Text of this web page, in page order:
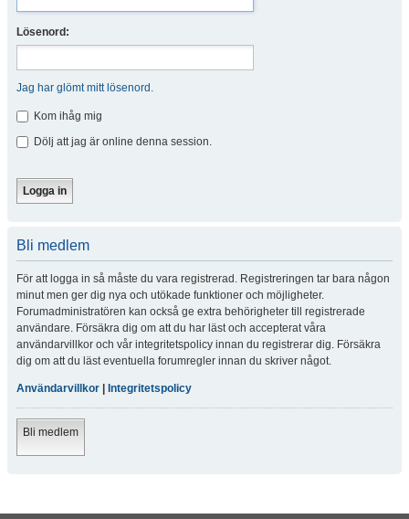
Lösenord:
Jag har glömt mitt lösenord.
Kom ihåg mig
Dölj att jag är online denna session.
Bli medlem
För att logga in så måste du vara registrerad. Registreringen tar bara någon
minut men ger dig nya och utökade funktioner och möjligheter.
Forumadministratören kan också ge extra behörigheter till registrerade
användare. Försäkra dig om att du har läst och accepterat våra
användarvillkor och vår integritetspolicy innan du registrerar dig. Försäkra
dig om att du läst eventuella forumregler innan du skriver något.
Användarvillkor Integritetspolicy
Bli medlem